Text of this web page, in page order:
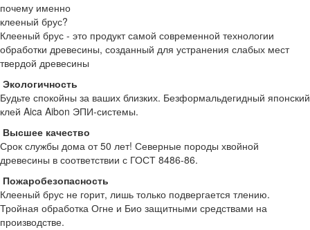
почему именно
клееный брус?
Клееный брус - это продукт самой современной технологии
обработки древесины, созданный для устранения слабых мест
твердой древесины
Экологичность
Будьте спокойны за ваших близких. Безформальдегидный японский
клей Aica Aibon ЭПИ-системы.
Высшее качество
Срок службы дома от 50 лет! Северные породы хвойной
древесины в соответствии с ГОСТ 8486-86.
Пожаробезопасность
Клееный брус не горит, лишь только подвергается тлению.
Тройная обработка Огне и Био защитными средствами на
производстве.